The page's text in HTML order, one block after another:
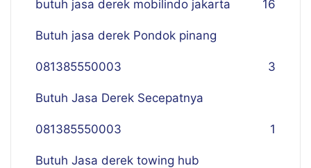
butuh jasa derek mobilindo jakarta 16
Butuh jasa derek Pondok pinang
081385550003 3
Butuh Jasa Derek Secepatnya
081385550003 1
Butuh Jasa derek towing hub